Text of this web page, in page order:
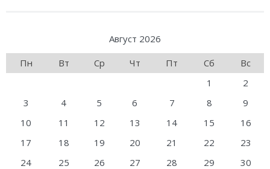
Август 2026
Пн
Вт Ср Чт Пт Сб
Вс
1
2
3
4 5 6 7 8
9
10
11 12 13 14 15
16
17
18 19 20 21 22
23
24
25 26 27 28 29
30